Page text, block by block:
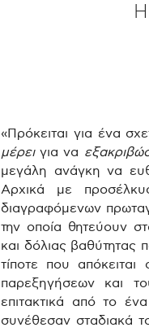
«Πρόκειται για ένα
μέρειγια να
μεγάλη ανάγκη να
Αρχικά με
διαγραφόμενων
την οποία θητεύουν
και δόλιας βαθύτητας
τίποτε που
παρεξηγήσεων και
επιτακτικά από το
συνέθεσαν σταδιακά